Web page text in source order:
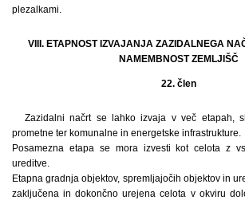
plezalkami.
VIII. ETAPNOST IZVAJANJA ZAZIDALNEGA
NAMEMBNOST ZEMLJIŠČ
22. člen
Zazidalni načrt se lahko izvaja v več etapah,
prometne ter komunalne in energetske infrastrukture.
Posamezna etapa se mora izvesti kot celota z
ureditve.
Etapna gradnja objektov, spremljajočih objektov in
zaključena in dokončno urejena celota v okviru